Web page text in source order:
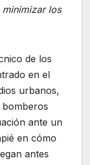
los
de los
en el
urbanos,
bomberos
ante un
en cómo
antes